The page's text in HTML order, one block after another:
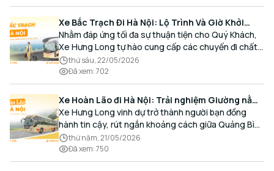
Xe Bắc Trạch Đi Hà Nội: Lộ Trình Và Giờ Khởi
Hành Cùng Xe Hưng Long
Nhằm đáp ứng tối đa sự thuận tiện cho Quý Khách,
Xe Hưng Long tự hào cung cấp các chuyến đi chất
lượng cao, an toàn với lịch trình linh hoạt mỗi ngày.
thứ sáu, 22/05/2026
Đã xem:702
Xe Hoàn Lão đi Hà Nội: Trải nghiệm Giường nằm
Cao cấp, Đón trả Tận nơi
Xe Hưng Long vinh dự trở thành người bạn đồng
hành tin cậy, rút ngắn khoảng cách giữa Quảng Bình
và Thủ đô bằng chất lượng dịch vụ chuẩn mực.
thứ năm, 21/05/2026
Đã xem:750